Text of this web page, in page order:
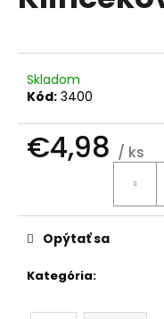
5
hviezdičiek.
Skladom
Kód: 3400
€4,98 / ks
Kategória:
Opýtať sa
j
s
ť
?
O